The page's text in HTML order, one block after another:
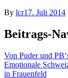
By lcr17. Juli 2014
Beitrags-
Von Puder und
Emotionale
in Frauenfeld